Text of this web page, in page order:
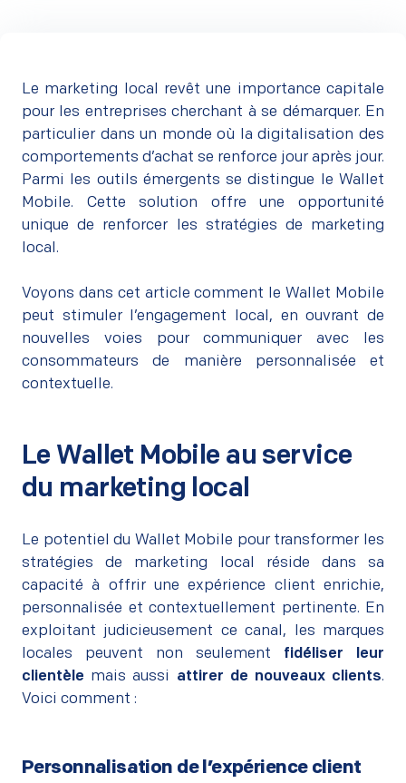
Le marketing local revêt une importance capitale
pour les entreprises cherchant à se démarquer. En
particulier dans un monde où la digitalisation des
comportements d’achat se renforce jour après jour.
Parmi les outils émergents se distingue le Wallet
Mobile. Cette solution offre une opportunité
unique de renforcer les stratégies de marketing
local.
Voyons dans cet article comment le Wallet Mobile
peut stimuler l’engagement local, en ouvrant de
nouvelles voies pour communiquer avec les
consommateurs de manière personnalisée et
contextuelle.
Le Wallet Mobile au service
du marketing local
Le potentiel du Wallet Mobile pour transformer les
stratégies de marketing local réside dans sa
capacité à offrir une expérience client enrichie,
personnalisée et contextuellement pertinente. En
exploitant judicieusement ce canal, les marques
locales peuvent non seulement fidéliser leur
clientèle mais aussi attirer de nouveaux clients.
Voici comment :
Personnalisation de l’expérience client